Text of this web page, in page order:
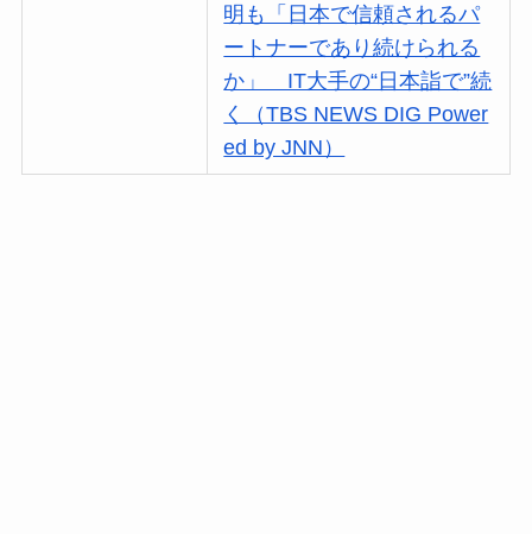
明も「日本で信頼されるパ
ートナーであり続けられる
か」 IT大手の“日本詣で”続
く（TBS NEWS DIG Power
ed by JNN）